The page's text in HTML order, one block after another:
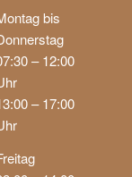
bis
– 12:00
– 17:00